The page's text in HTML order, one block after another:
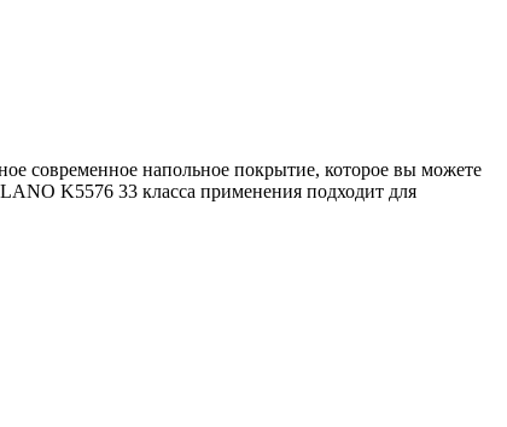
современное напольное покрытие, которое вы можете
K5576 33 класса применения подходит для